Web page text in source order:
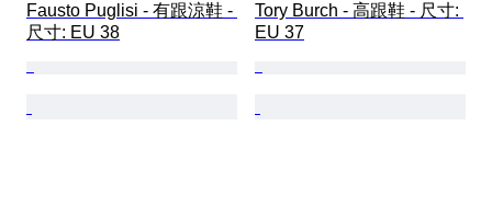
Fausto Puglisi - 有跟涼鞋 -
尺寸: EU 38
Tory Burch - 高跟鞋 - 尺寸:
EU 37